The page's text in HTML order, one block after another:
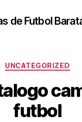
de Futbol
Categorías
UNCATEGORIZED
futbol